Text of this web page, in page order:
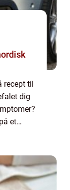
recept til
dig
et